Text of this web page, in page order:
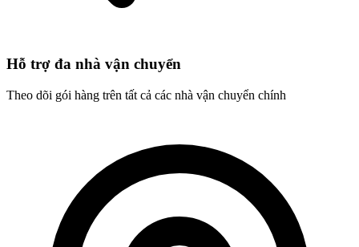
Hỗ trợ đa nhà vận chuyển
Theo dõi gói hàng trên tất cả các nhà vận chuyển chính